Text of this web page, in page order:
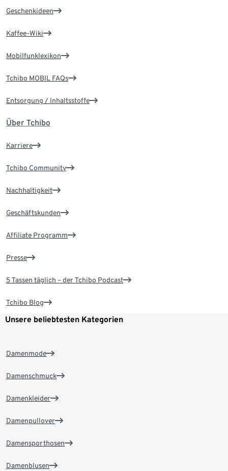
Geschenkideen
Kaffee-Wiki
Mobilfunklexikon
Tchibo MOBIL FAQs
Entsorgung / Inhaltsstoffe
Über Tchibo
Karriere
Tchibo Community
Nachhaltigkeit
Geschäftskunden
Affiliate Programm
Presse
5 Tassen täglich – der Tchibo Podcast
Tchibo Blog
Unsere beliebtesten Kategorien
Damenmode
Damenschmuck
Damenkleider
Damenpullover
Damensporthosen
Damenblusen